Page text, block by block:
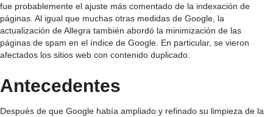
fue probablemente el ajuste más comentado de la indexación de
páginas. Al igual que muchas otras medidas de Google, la
actualización de Allegra también abordó la minimización de las
páginas de spam en el índice de Google. En particular, se vieron
afectados los sitios web con contenido duplicado.
Antecedentes
Después de que Google había ampliado y refinado su limpieza de la